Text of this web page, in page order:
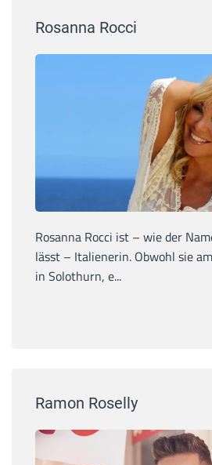
Rosanna Rocci
Rosanna Rocci ist – wie der
lässt – Italienerin. Obwohl sie
in Solothurn, e...
Ramon Roselly